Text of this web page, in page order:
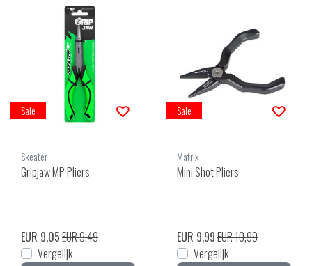
Sale
Skeater
Gripjaw MP Pliers
EUR 9,05EUR 9,49
Vergelijk
Sale
Matrix
Mini Shot Pliers
EUR 9,99EUR 10,99
Vergelijk